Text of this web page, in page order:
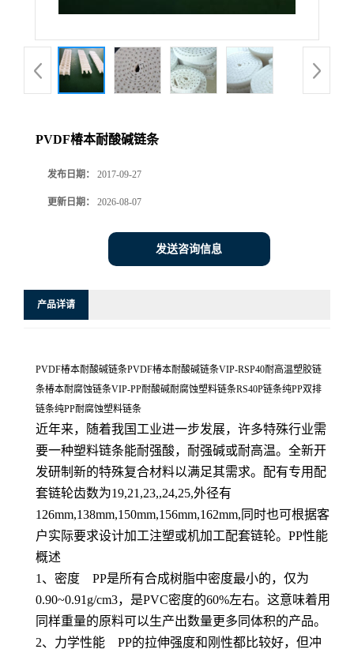
PVDF椿本耐酸碱链条
发布日期： 2017-09-27
更新日期： 2026-08-07
发送咨询信息
产品详请
PVDF椿本耐酸碱链条PVDF椿本耐酸碱链条VIP-RSP40耐高温塑胶链
条椿本耐腐蚀链条VIP-PP耐酸碱耐腐蚀塑料链条RS40P链条纯PP双排
链条纯PP耐腐蚀塑料链条
近年来，随着我国工业进一步发展，许多特殊行业需
要一种塑料链条能耐强酸，耐强碱或耐高温。全新开
发研制新的特殊复合材料以满足其需求。配有专用配
套链轮齿数为19,21,23,,24,25,外径有
126mm,138mm,150mm,156mm,162mm,同时也可根据客
户实际要求设计加工注塑或机加工配套链轮。PP性能
概述
1、密度 PP是所有合成树脂中密度最小的，仅为
0.90~0.91g/cm3，是PVC密度的60%左右。这意味着用
同样重量的原料可以生产出数量更多同体积的产品。
2、力学性能 PP的拉伸强度和刚性都比较好，但冲